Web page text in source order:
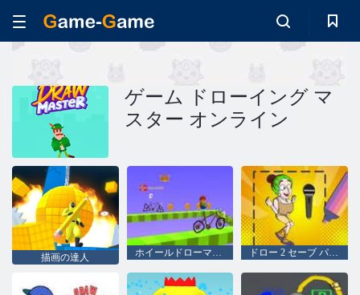
ゲーム ドローイング マ
スター オンライン
描画の達人 ホイールドローマスター ドロー 2 セーブ パズル